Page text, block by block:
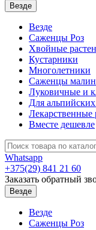
Везде
Везде
Саженцы Роз
Хвойные
Кустарники
Многолетники
Саженцы
Луковичные и
Для
Лекарственные
Вместе дешевле
Whatsapp
+375(29) 841 21 60
Заказать обратный
Везде
Везде
Саженцы Роз